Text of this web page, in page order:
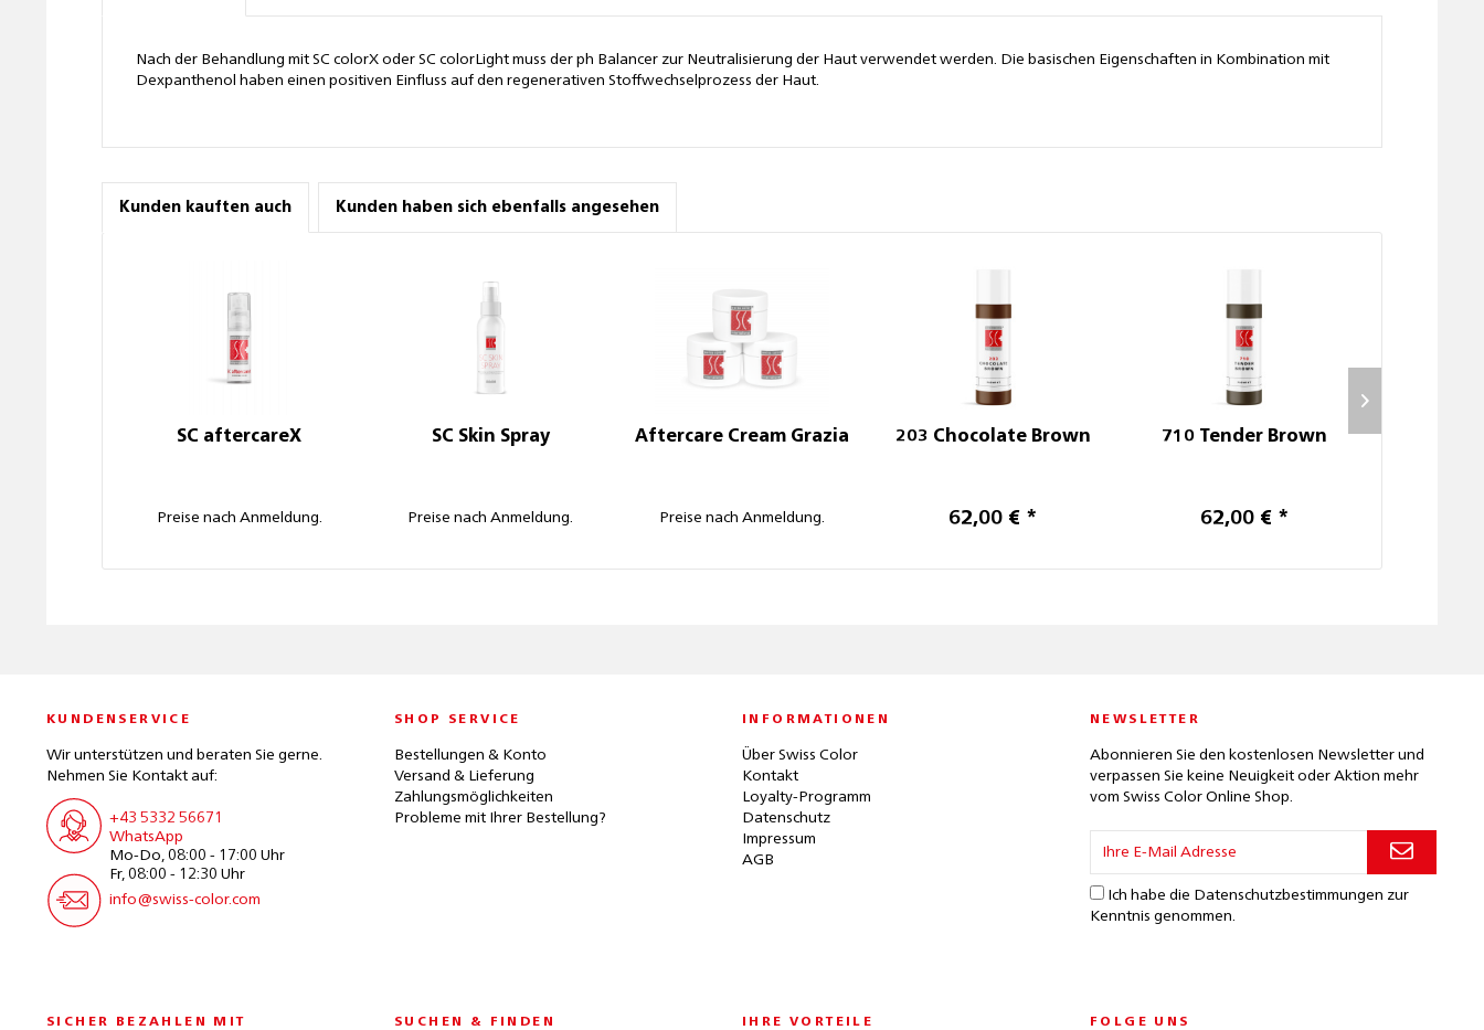
Nach der Behandlung mit SC colorX oder SC colorLight muss der ph Balancer zur Neutralisierung der Haut verwendet werden. Die basischen Eigenschaften in Kombination mit
Dexpanthenol haben einen positiven Einfluss auf den regenerativen Stoffwechselprozess der Haut.
Kunden kauften auch Kunden haben sich ebenfalls angesehen
SC aftercareX
Preise nach Anmeldung.
SC Skin Spray
Preise nach Anmeldung.
Aftercare Cream Grazia
Preise nach Anmeldung.
203 Chocolate Brown
62,00 € *
710 Tender Brown
62,00 € *
KUNDENSERVICE
Wir unterstützen und beraten Sie gerne.
Nehmen Sie Kontakt auf:
+43 5332 56671
WhatsApp
Mo-Do, 08:00 - 17:00 Uhr
Fr, 08:00 - 12:30 Uhr
info@swiss-color.com
SHOP SERVICE
Bestellungen & Konto
Versand & Lieferung
Zahlungsmöglichkeiten
Probleme mit Ihrer Bestellung?
INFORMATIONEN
Über Swiss Color
Kontakt
Loyalty-Programm
Datenschutz
Impressum
AGB
NEWSLETTER
Abonnieren Sie den kostenlosen Newsletter und
verpassen Sie keine Neuigkeit oder Aktion mehr
vom Swiss Color Online Shop.
Ich habe die Datenschutzbestimmungen zur
Kenntnis genommen.
SICHER BEZAHLEN MIT SUCHEN & FINDEN IHRE VORTEILE FOLGE UNS